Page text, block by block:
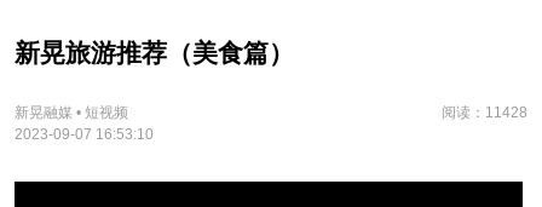
新晃旅游推荐（美食篇）
新晃融媒 • 短视频
阅读：11428
2023-09-07 16:53:10